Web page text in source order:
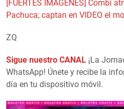
[FUERTES IMÁGENES] Combi
Pachuca; captan en VIDEO el
ZQ
Sigue nuestro CANAL ¡La
WhatsApp! Únete y recibe la
día en tu dispositivo móvil.